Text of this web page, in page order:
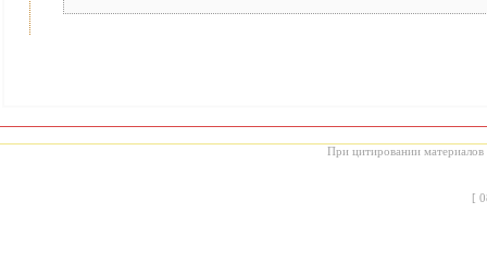
При цитировании материалов
[